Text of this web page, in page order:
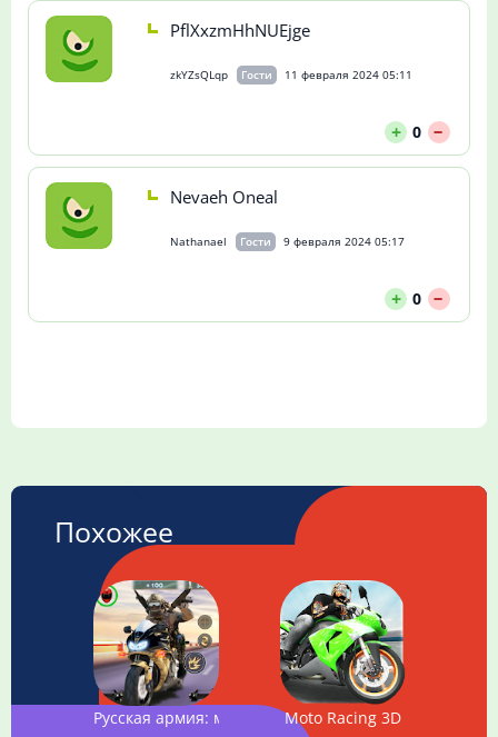
PflXxzmHhNUEjge
zkYZsQLqp Гости 11 февраля 2024 05:11
+ 0 --
Nevaeh Oneal
Nathanael Гости 9 февраля 2024 05:17
+ 0 --
Похожее
Русская армия: мотогонкиMoto Racing 3D